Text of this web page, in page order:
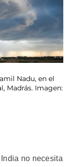
Nadu, en el
Madrás. Imagen:
no necesita